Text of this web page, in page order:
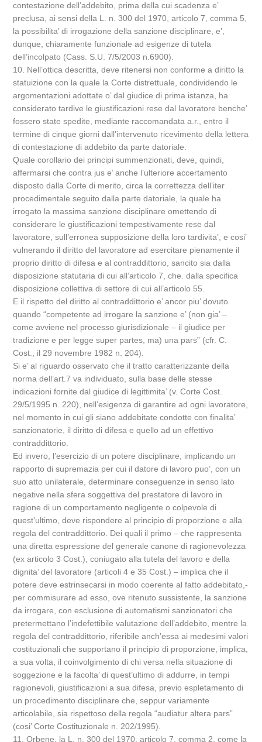
contestazione dell’addebito, prima della cui scadenza e’
preclusa, ai sensi della L. n. 300 del 1970, articolo 7, comma 5,
la possibilita’ di irrogazione della sanzione disciplinare, e’,
dunque, chiaramente funzionale ad esigenze di tutela
dell’incolpato (Cass. S.U. 7/5/2003 n.6900).
10. Nell’ottica descritta, deve ritenersi non conforme a diritto la
statuizione con la quale la Corte distrettuale, condividendo le
argomentazioni adottate o’ dal giudice di prima istanza, ha
considerato tardive le giustificazioni rese dal lavoratore benche’
fossero state spedite, mediante raccomandata a.r., entro il
termine di cinque giorni dall’intervenuto ricevimento della lettera
di contestazione di addebito da parte datoriale.
Quale corollario dei principi summenzionati, deve, quindi,
affermarsi che contra jus e’ anche l’ulteriore accertamento
disposto dalla Corte di merito, circa la correttezza dell’iter
procedimentale seguito dalla parte datoriale, la quale ha
irrogato la massima sanzione disciplinare omettendo di
considerare le giustificazioni tempestivamente rese dal
lavoratore, sull’erronea supposizione della loro tardivita’, e cosi’
vulnerando il diritto del lavoratore ad esercitare pienamente il
proprio diritto di difesa e al contraddittorio, sancito sia dalla
disposizione statutaria di cui all’articolo 7, che. dalla specifica
disposizione collettiva di settore di cui all’articolo 55.
E il rispetto del diritto al contraddittorio e’ ancor piu’ dovuto
quando “competente ad irrogare la sanzione e’ (non gia’ –
come avviene nel processo giurisdizionale – il giudice per
tradizione e per legge super partes, ma) una pars” (cfr. C.
Cost., il 29 novembre 1982 n. 204).
Si e’ al riguardo osservato che il tratto caratterizzante della
norma dell’art.7 va individuato, sulla base delle stesse
indicazioni fornite dal giudice di legittimita’ (v. Corte Cost.
29/5/1995 n. 220), nell’esigenza di garantire ad ogni lavoratore,
nel momento in cui gli siano addebitate condotte con finalita’
sanzionatorie, il diritto di difesa e quello ad un effettivo
contraddittorio.
Ed invero, l’esercizio di un potere disciplinare, implicando un
rapporto di supremazia per cui il datore di lavoro puo’, con un
suo atto unilaterale, determinare conseguenze in senso lato
negative nella sfera soggettiva del prestatore di lavoro in
ragione di un comportamento negligente o colpevole di
quest’ultimo, deve rispondere al principio di proporzione e alla
regola del contraddittorio. Dei quali il primo – che rappresenta
una diretta espressione del generale canone di ragionevolezza
(ex articolo 3 Cost.), coniugato alla tutela del lavoro e della
dignita’ del lavoratore (articoli 4 e 35 Cost.) – implica che il
potere deve estrinsecarsi in modo coerente al fatto addebitato,-
per commisurare ad esso, ove ritenuto sussistente, la sanzione
da irrogare, con esclusione di automatismi sanzionatori che
pretermettano l’indefettibile valutazione dell’addebito, mentre la
regola del contraddittorio, riferibile anch’essa ai medesimi valori
costituzionali che supportano il principio di proporzione, implica,
a sua volta, il coinvolgimento di chi versa nella situazione di
soggezione e la facolta’ di quest’ultimo di addurre, in tempi
ragionevoli, giustificazioni a sua difesa, previo espletamento di
un procedimento disciplinare che, seppur variamente
articolabile, sia rispettoso della regola “audiatur altera pars”
(cosi’ Corte Costituzionale n. 202/1995).
11. Orbene, la L. n. 300 del 1970, articolo 7, comma 2, come la